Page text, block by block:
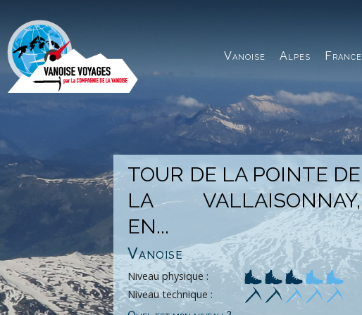
Vanoise Alpes France
TOUR DE LA POINTE DE
LA VALLAISONNAY,
EN...
Vanoise
Niveau physique :
Niveau technique :